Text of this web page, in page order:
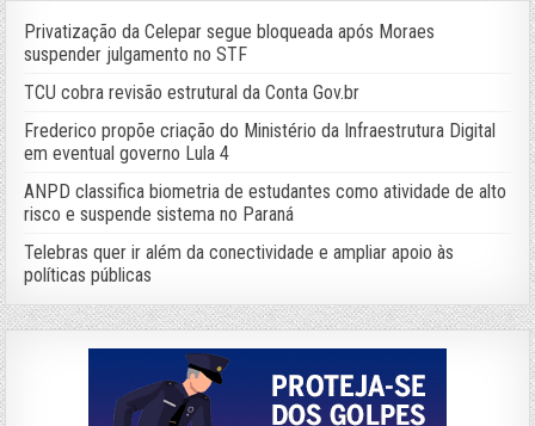
Privatização da Celepar segue bloqueada após Moraes
suspender julgamento no STF
TCU cobra revisão estrutural da Conta Gov.br
Frederico propõe criação do Ministério da Infraestrutura Digital
em eventual governo Lula 4
ANPD classifica biometria de estudantes como atividade de alto
risco e suspende sistema no Paraná
Telebras quer ir além da conectividade e ampliar apoio às
políticas públicas